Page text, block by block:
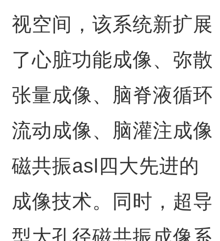
视空间，该系统新扩展
了心脏功能成像、弥散
张量成像、脑脊液循环
流动成像、脑灌注成像
磁共振asl四大先进的
成像技术。同时，超导
型大孔径磁共振成像系